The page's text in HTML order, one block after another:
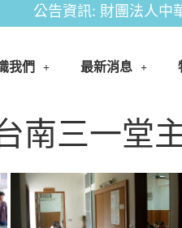
公告資訊: 財團法人中華
我們 最新消息
南三一堂